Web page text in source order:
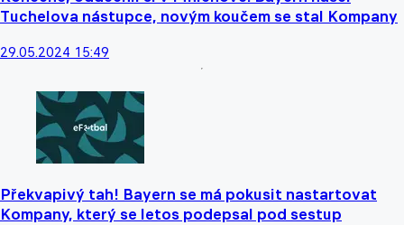
Tuchelova nástupce, novým koučem se stal Kompany
29.05.2024 15:49
Překvapivý tah! Bayern se má pokusit nastartovat
Kompany, který se letos podepsal pod sestup